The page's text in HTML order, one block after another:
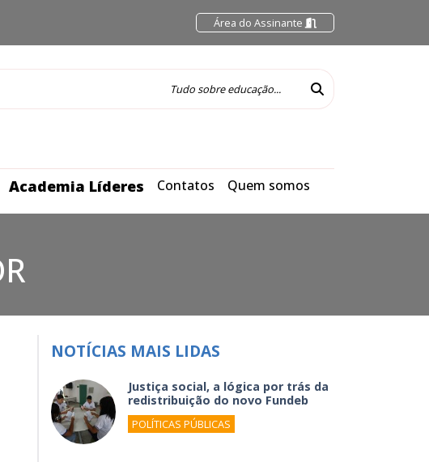
Área do Assinante
Academia Líderes Contatos Quem somos
NOTÍCIAS MAIS LIDAS
Justiça social, a lógica por trás da
redistribuição do novo Fundeb
POLÍTICAS PÚBLICAS